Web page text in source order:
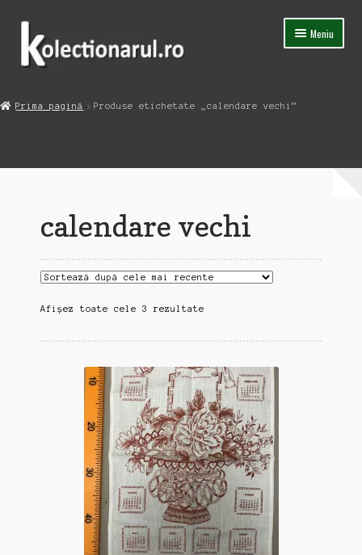
Sari
navigare
Sari
conținut
Meniu
Contact
Prima pagină Produse etichetate „calendare vechi”
calendare vechi
Afișez toate cele 3 rezultateSortat
cele
recente